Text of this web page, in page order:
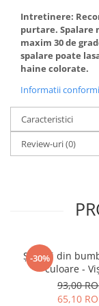
Intretinere:
purtare. Spalare
maxim 30 de
spalare poate
haine colorate.
Informatii
Caracteristici
Review-uri(0)
-30%
Șalvari din
culoare -
93,00
65,10